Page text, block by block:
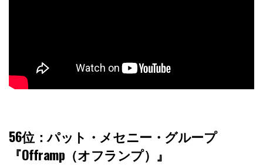
56位 ：パット・メセニー・グループ
『Offramp（オフランプ）』